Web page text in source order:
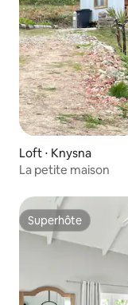
Loft ⋅ Knysna
La petite maison
Superhôte
Superhôte